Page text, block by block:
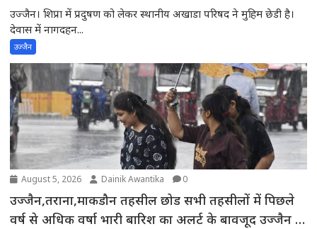
की अपेक्षा में शिप्रा में प्रदुषण -स्थानीय अखाडा परिषद के अध्यक्ष ने
मुख्यमंत्री से चर्चाकर पूरे मामले से अवगत करवाया
उज्जैन। शिप्रा में प्रदुषण को लेकर स्थानीय अखाडा परिषद ने मुहिम छेडी है।
देवास में नागदहन...
उज्जैन
August 5, 2026 Dainik Awantika 0
उज्जैन,तराना,माकडौन तहसील छोड सभी तहसीलों में पिछले
वर्ष से अधिक वर्षा भारी बारिश का अलर्ट के बावजूद उज्जैन में